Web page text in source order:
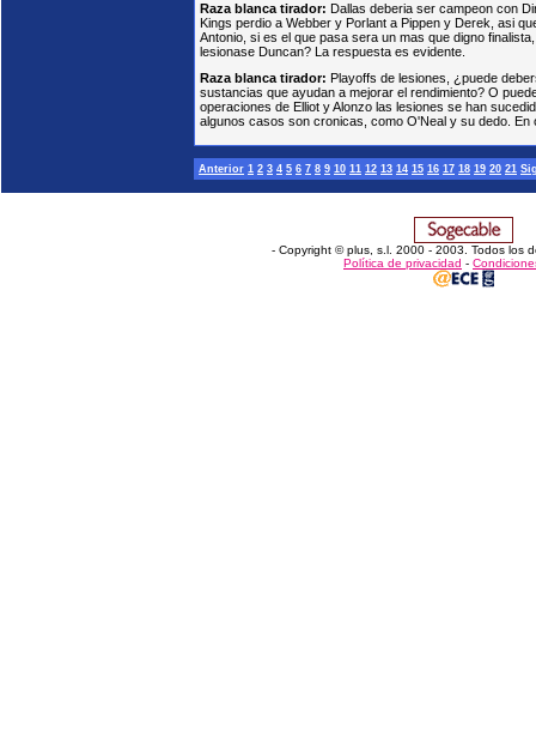
Raza blanca tirador: Dallas deberia ser campeon con
Kings perdio a Webber y Porlant a Pippen y Derek, asi
Antonio, si es el que pasa sera un mas que digno
lesionase Duncan? La respuesta es evidente.
Raza blanca tirador: Playoffs de lesiones, ¿puede
sustancias que ayudan a mejorar el rendimiento? O
operaciones de Elliot y Alonzo las lesiones se han
algunos casos son cronicas, como O'Neal y su dedo.
Anterior 1 2 3 4 5 6 7 8 9 10 11 12 13 14 15 16 17 18 19 20 21
- Copyright © plus, s.l. 2000 - 2003
Todos los
Política de privacidad -